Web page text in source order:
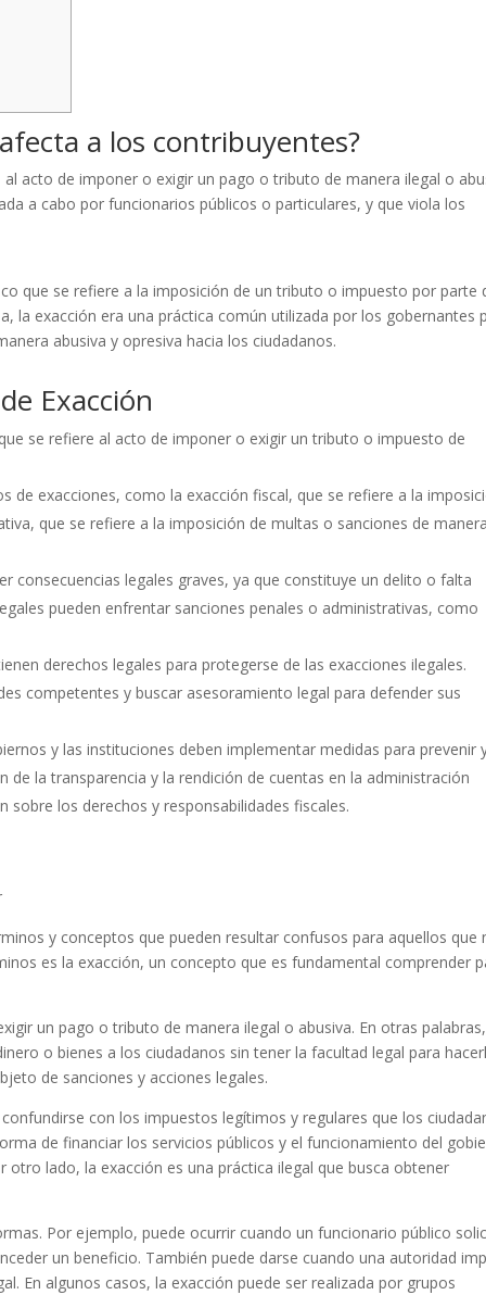
a los contribuyentes?
acto de imponer o exigir un pago o tributo de manera ilegal o
a cabo por funcionarios públicos o particulares, y que viola los
que se refiere a la imposición de un tributo o impuesto por parte
la exacción era una práctica común utilizada por los gobernantes
abusiva y opresiva hacia los ciudadanos.
Exacción
se refiere al acto de imponer o exigir un tributo o impuesto de
de exacciones, como la exacción fiscal, que se refiere a la
que se refiere a la imposición de multas o sanciones de
consecuencias legales graves, ya que constituye un delito o falta
pueden enfrentar sanciones penales o administrativas, como
derechos legales para protegerse de las exacciones ilegales.
competentes y buscar asesoramiento legal para defender sus
y las instituciones deben implementar medidas para prevenir
la transparencia y la rendición de cuentas en la administración
sobre los derechos y responsabilidades fiscales.
y conceptos que pueden resultar confusos para aquellos que
es la exacción, un concepto que es fundamental comprender
un pago o tributo de manera ilegal o abusiva. En otras
o bienes a los ciudadanos sin tener la facultad legal para
de sanciones y acciones legales.
con los impuestos legítimos y regulares que los
de financiar los servicios públicos y el funcionamiento del
otro lado, la exacción es una práctica ilegal que busca obtener
Por ejemplo, puede ocurrir cuando un funcionario público
un beneficio. También puede darse cuando una autoridad
En algunos casos, la exacción puede ser realizada por grupos